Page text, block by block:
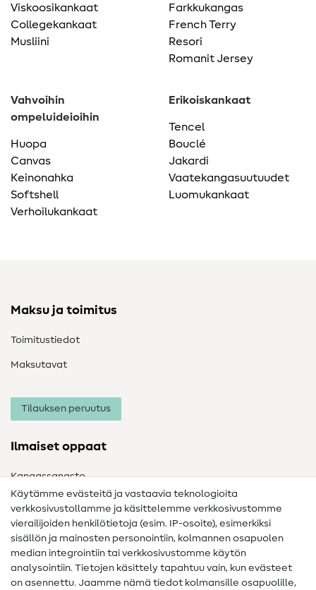
Viskoosikankaat
Collegekankaat
Musliini
Farkkukangas
French Terry
Resori
Romanit Jersey
Vahvoihin
ompeluideioihin
Huopa
Canvas
Keinonahka
Softshell
Verhoilukankaat
Erikoiskankaat
Tencel
Bouclé
Jakardi
Vaatekangasuutuudet
Luomukankaat
Maksu ja toimitus
Toimitustiedot
Maksutavat
Tilauksen peruutus
Ilmaiset oppaat
Kangassanasto
Ompelusanasto
Ompeluohjeet
Apua ja yhteystiedot
Yhteystiedot
Käytämme evästeitä ja vastaavia teknologioita
verkkosivustollamme ja käsittelemme verkkosivustomme
vierailijoiden henkilötietoja (esim. IP-osoite), esimerkiksi
sisällön ja mainosten personointiin, kolmannen osapuolen
median integrointiin tai verkkosivustomme käytön
analysointiin. Tietojen käsittely tapahtuu vain, kun evästeet
on asennettu. Jaamme nämä tiedot kolmansille osapuolille,